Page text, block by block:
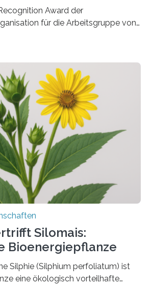
Award der
für die Arbeitsgruppe von
der JLU Insekten spielen eine
und der Landwirtschaft
erhebliche Schäden zufügen. Es ist
Schadinsekten effektiv zu
gleichzeitig nützliche Insekten
der Justus-Liebig-Universität
die Arbeitsgruppe von Prof. Dr.
Institut für
neue biologische und
Verfahren zur…
Silomais:
Bioenergiepflanze
Silphie (Silphium perfoliatum) ist
eine ökologisch vorteilhafte